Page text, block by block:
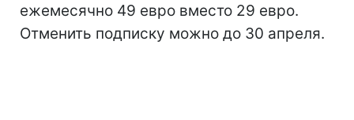
ежемесячно 49 евро вместо 29 евро.
Отменить подписку можно до 30 апреля.